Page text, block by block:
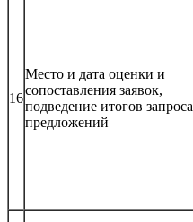
16
Место и дата оценки и
сопоставления заявок,
подведение итогов запроса
предложений